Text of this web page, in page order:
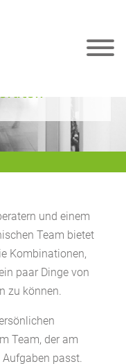
und einem
Team bietet
Kombinationen,
paar Dinge von
zu können.
Team, der am
Aufgaben passt.